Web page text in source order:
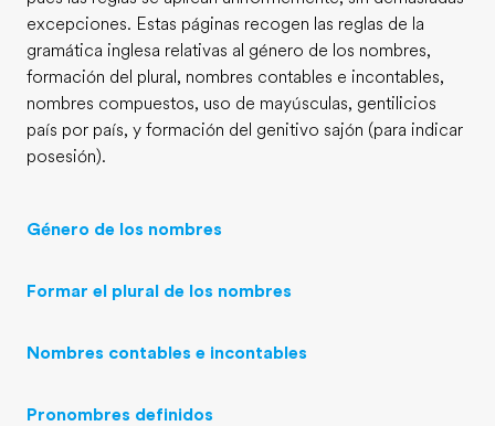
Encuentra una oficina
Sobre nosotros
Trabajos
excepciones. Estas páginas recogen las reglas de la
gramática inglesa relativas al género de los nombres,
formación del plural, nombres contables e incontables,
nombres compuestos, uso de mayúsculas, gentilicios
país por país, y formación del genitivo sajón (para indicar
posesión).
Género de los nombres
Formar el plural de los nombres
Nombres contables e incontables
Pronombres definidos